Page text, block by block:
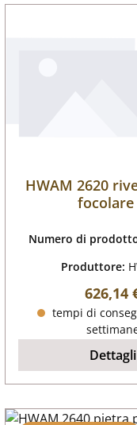
HWAM 2620
focolare
Numero di
Produttore:
Prezzo
626,14
tempi di
Dettagli